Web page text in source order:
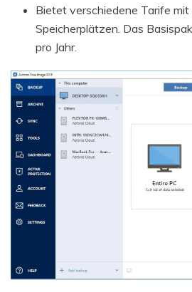
Bietet verschiedene Tarife mit
Speicherplätzen. Das
pro Jahr.